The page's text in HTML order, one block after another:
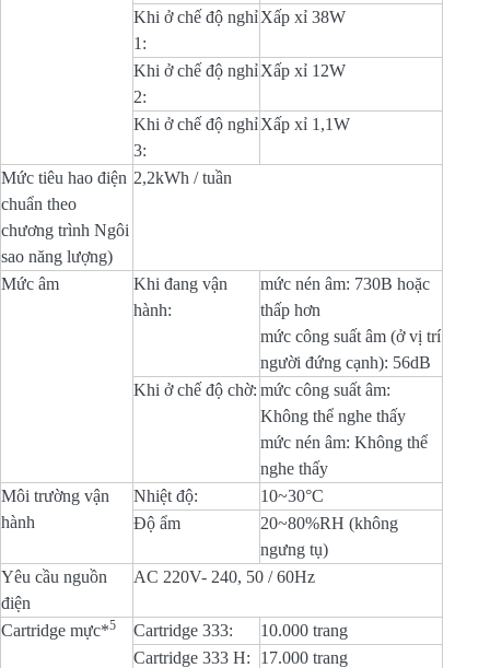
Khi ở chế độ nghỉ
1:
Xấp xỉ 38W
Khi ở chế độ nghỉ
2:
Xấp xỉ 12W
Khi ở chế độ nghỉ
3:
Xấp xỉ 1,1W
Mức tiêu hao điện
chuẩn theo
chương trình Ngôi
sao năng lượng)
2,2kWh / tuần
Mức âm
Khi đang vận
hành:
mức nén âm: 730B hoặc
thấp hơn
mức công suất âm (ở vị trí
người đứng cạnh): 56dB
Khi ở chế độ chờ: mức công suất âm:
Không thể nghe thấy
mức nén âm: Không thể
nghe thấy
Môi trường vận
hành
Nhiệt độ:
10~30°C
Độ ẩm
20~80%RH (không
ngưng tụ)
Yêu cầu nguồn
điện
AC 220V- 240, 50 / 60Hz
Cartridge mực*5 Cartridge 333:
10.000 trang
Cartridge 333 H:
17.000 trang